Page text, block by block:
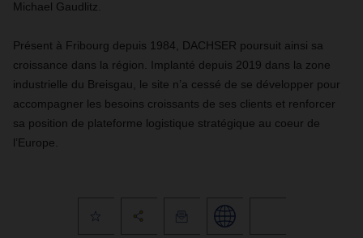
Michael Gaudlitz.
Présent à Fribourg depuis 1984, DACHSER poursuit ainsi sa
croissance dans la région. Implanté depuis 2019 dans la zone
industrielle du Breisgau, le site n’a cessé de se développer pour
accompagner les besoins croissants de ses clients et renforcer
sa position de plateforme logistique stratégique au coeur de
l’Europe.